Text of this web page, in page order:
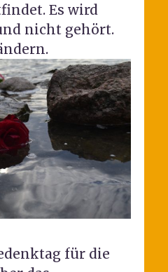
Es wird
nicht gehört.
für die